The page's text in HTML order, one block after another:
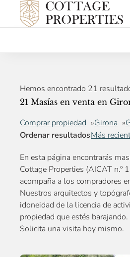
Hemos encontrado 21
21 Masías en venta en
Comprar propiedad Girona
Ordenar resultadosMás
En esta página encontrarás
Cottage Properties (AICAT
acompaña a los compradores
Nuestros arquitectos y
idoneidad de la licencia de
propiedad que estés barajando.
Solicita una visita hoy mismo.